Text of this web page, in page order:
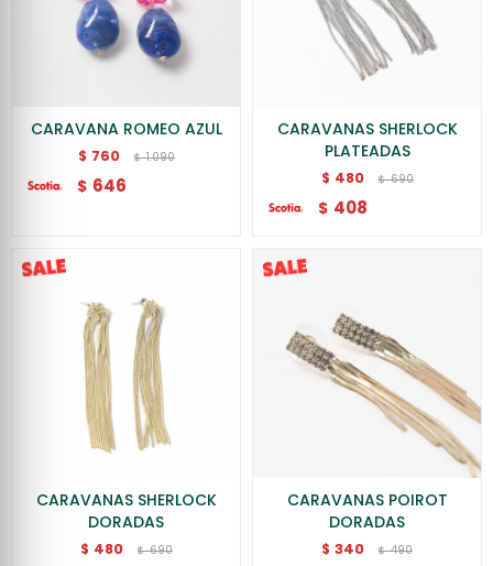
CARAVANA ROMEO AZUL
$ 760 $ 1.090
$ 646
CARAVANAS SHERLOCK
PLATEADAS
$ 480 $ 690
$ 408
CARAVANAS SHERLOCK
DORADAS
$ 480 $ 690
CARAVANAS POIROT
DORADAS
$ 340 $ 490